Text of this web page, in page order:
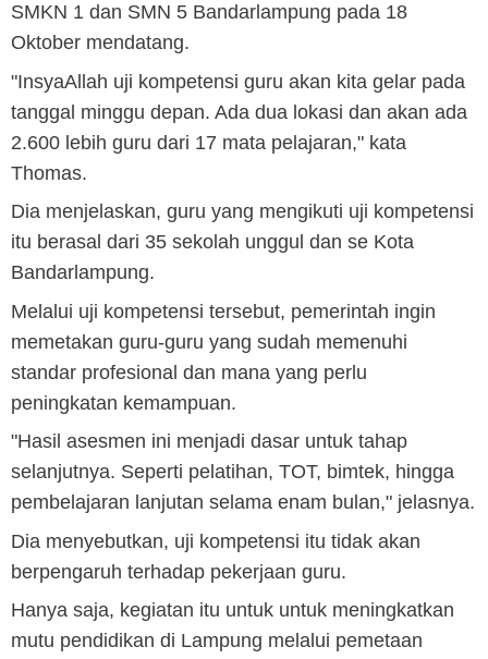
SMKN 1 dan SMN 5 Bandarlampung pada 18
Oktober mendatang.
"InsyaAllah uji kompetensi guru akan kita gelar pada
tanggal minggu depan. Ada dua lokasi dan akan ada
2.600 lebih guru dari 17 mata pelajaran," kata
Thomas.
Dia menjelaskan, guru yang mengikuti uji kompetensi
itu berasal dari 35 sekolah unggul dan se Kota
Bandarlampung.
Melalui uji kompetensi tersebut, pemerintah ingin
memetakan guru-guru yang sudah memenuhi
standar profesional dan mana yang perlu
peningkatan kemampuan.
"Hasil asesmen ini menjadi dasar untuk tahap
selanjutnya. Seperti pelatihan, TOT, bimtek, hingga
pembelajaran lanjutan selama enam bulan," jelasnya.
Dia menyebutkan, uji kompetensi itu tidak akan
berpengaruh terhadap pekerjaan guru.
Hanya saja, kegiatan itu untuk untuk meningkatkan
mutu pendidikan di Lampung melalui pemetaan